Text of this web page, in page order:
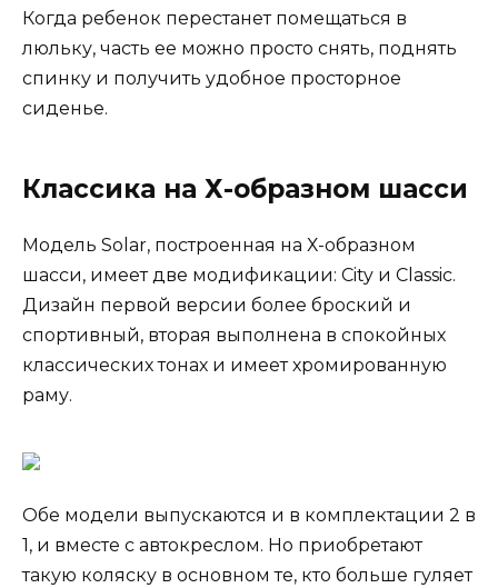
Когда ребенок перестанет помещаться в
люльку, часть ее можно просто снять, поднять
спинку и получить удобное просторное
сиденье.
Классика на Х-образном шасси
Модель Solar, построенная на Х-образном
шасси, имеет две модификации: City и Classic.
Дизайн первой версии более броский и
спортивный, вторая выполнена в спокойных
классических тонах и имеет хромированную
раму.
Обе модели выпускаются и в комплектации 2 в
1, и вместе с автокреслом. Но приобретают
такую коляску в основном те, кто больше гуляет